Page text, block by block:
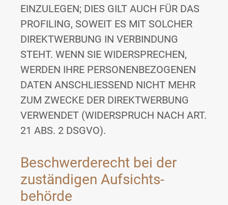
EINZULEGEN; DIES GILT AUCH FÜR DAS
PROFILING, SOWEIT ES MIT SOLCHER
DIREKTWERBUNG IN VERBINDUNG
STEHT. WENN SIE WIDERSPRECHEN,
WERDEN IHRE PERSONENBEZOGENEN
DATEN ANSCHLIESSEND NICHT MEHR
ZUM ZWECKE DER DIREKTWERBUNG
VERWENDET (WIDERSPRUCH NACH ART.
21 ABS. 2 DSGVO).
Beschwerde­recht bei der
zuständigen Aufsichts­
behörde